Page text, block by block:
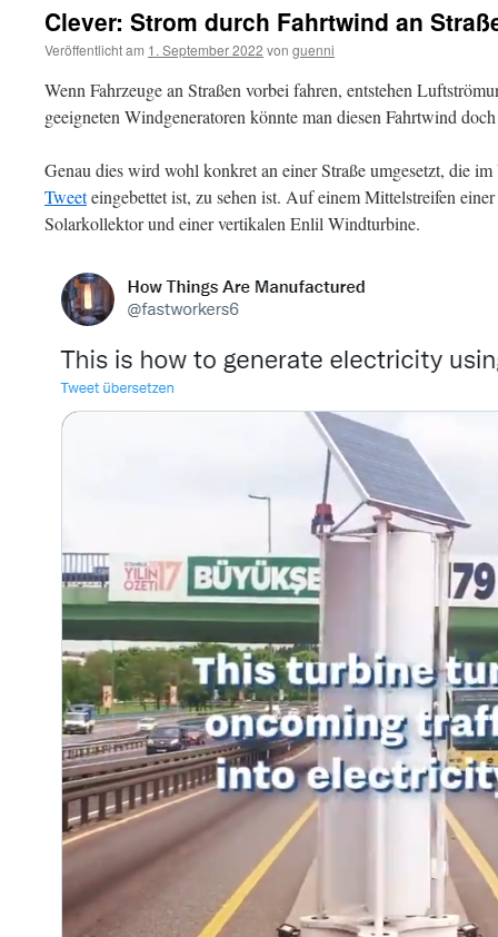
Clever: Strom durch Fahrtwind an
Veröffentlicht am 1. September 2022 von guenni
Wenn Fahrzeuge an Straßen vorbei fahren, entstehen
geeigneten Windgeneratoren könnte man diesen Fahrtwind
Genau dies wird wohl konkret an einer Straße umgesetzt, die
Tweeteingebettet ist, zu sehen ist. Auf einem Mittelstreifen
Solarkollektor und einer vertikalen Enlil Windturbine.